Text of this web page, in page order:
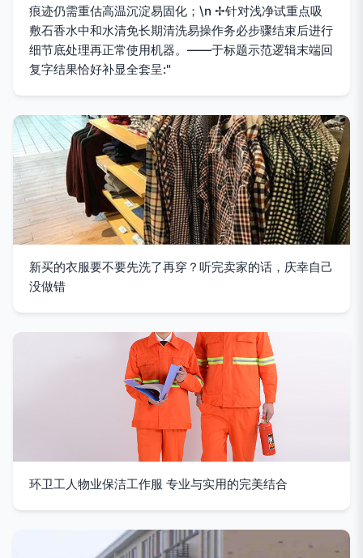
痕迹仍需重估高温沉淀易固化；\n ✢针对浅净试重点吸
敷石香水中和水清免长期清洗易操作务必步骤结束后进行
细节底处理再正常使用机器。——于标题示范逻辑末端回
复字结果恰好补显全套呈:"
新买的衣服要不要先洗了再穿？听完卖家的话，庆幸自己
没做错
环卫工人物业保洁工作服 专业与实用的完美结合